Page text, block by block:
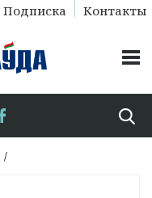
Подписка Контакты